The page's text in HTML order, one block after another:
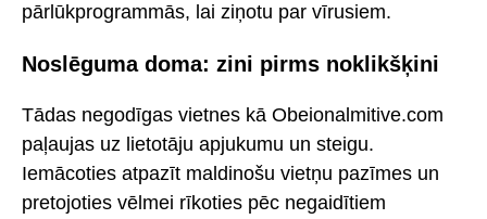
pārlūkprogrammās, lai ziņotu par vīrusiem.
Noslēguma doma: zini pirms noklikšķini
Tādas negodīgas vietnes kā Obeionalmitive.com
paļaujas uz lietotāju apjukumu un steigu.
Iemācoties atpazīt maldinošu vietņu pazīmes un
pretojoties vēlmei rīkoties pēc negaidītiem